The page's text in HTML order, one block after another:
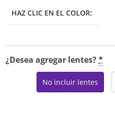
HAZ CLIC EN EL COLOR:
¿Desea agregar lentes?*
No incluir lentes